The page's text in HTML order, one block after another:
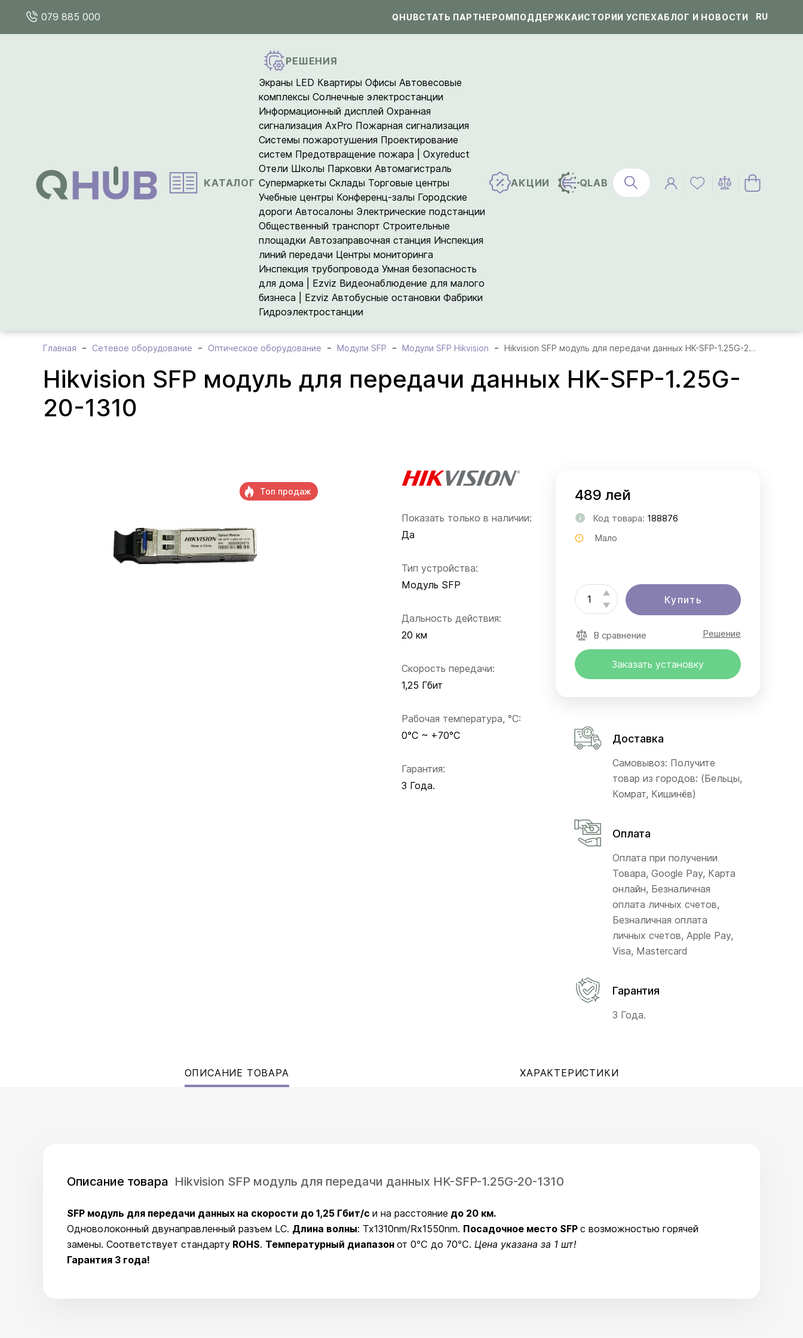
079 885 000 QHUBСТАТЬ ПАРТНЕРОМПОДДЕРЖКАИСТОРИИ УСПЕХАБЛОГ И НОВОСТИ RU
КАТАЛОГ
РЕШЕНИЯ
Экраны LED Квартиры Офисы Автовесовые
комплексыСолнечные электростанции
Информационный дисплей Охранная
сигнализация AxPro Пожарная сигнализация
Системы пожаротушения Проектирование
систем Предотвращение пожара | Oxyreduct
Отели Школы Парковки Автомагистраль
Супермаркеты Склады Торговые центры
Учебные центры Конференц-залы Городские
дороги Автосалоны Электрические подстанции
Общественный транспорт Строительные
площадки Автозаправочная станция Инспекция
линий передачи Центры мониторинга
Инспекция трубопровода Умная безопасность
для дома | Ezviz Видеонаблюдение для малого
бизнеса | Ezviz Автобусные остановки Фабрики
Гидроэлектростанции
АКЦИИ QLAB
Главная Сетевое оборудование Оптическое оборудование Модули SFP Модули SFP Hikvision Hikvision SFP модуль для передачи данных HK-SFP-1.25G-20-1310
Hikvision SFP модуль для передачи данных HK-SFP-1.25G-
20-1310
Топ продаж
Показать только в наличии:
Да
Тип устройства:
Модуль SFP
Дальность действия:
20 км
Скорость передачи:
1,25 Гбит
Рабочая температура, °C:
0°C ~ +70°C
Гарантия:
3 Года.
489 лей
Код товара: 188876
Мало
Купить
В сравнение Решение
Заказать установку
Доставка
Самовывоз: Получите
товар из городов: (Бельцы,
Комрат, Кишинёв)
Оплата
Оплата при получении
Товара, Google Pay, Карта
онлайн, Безналичная
оплата личных счетов,
Безналичная оплата
личных счетов, Apple Pay,
Visa, Mastercard
Гарантия
3 Года.
ОПИСАНИЕ ТОВАРА ХАРАКТЕРИСТИКИ
Описание товара Hikvision SFP модуль для передачи данных HK-SFP-1.25G-20-1310
SFP модуль для передачи данных на скорости до 1,25 Гбит/с и на расстояние до 20 км.
Одноволоконный двунаправленный разъем LC. Длина волны: Tx1310nm/Rx1550nm. Посадочное место SFP с возможностью горячей
замены. Соответствует стандарту ROHS. Температурный диапазон от 0℃ до 70℃. Цена указана за 1 шт!
Гарантия 3 года!